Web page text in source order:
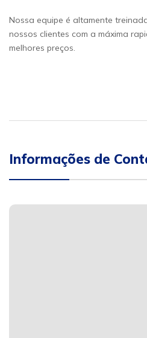
Nossa equipe é altamente
nossos clientes com a máxima
melhores preços.
Informações de